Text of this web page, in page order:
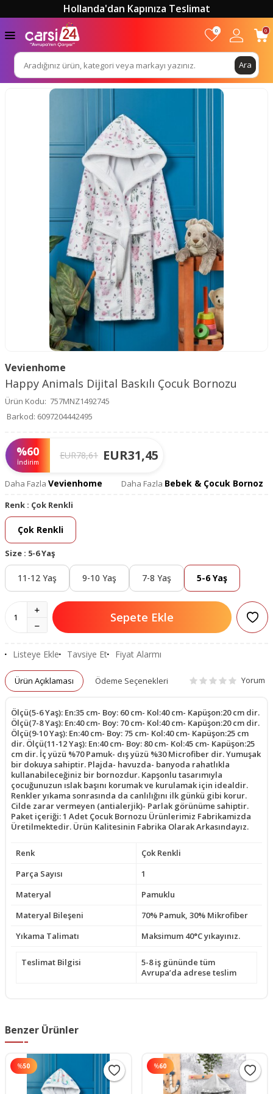
Hollanda'dan Kapınıza Teslimat
Ara
0 0
Vevienhome
Happy Animals Dijital Baskılı Çocuk Bornozu
Ürün Kodu: 757MNZ1492745
Barkod: 6097204442495
%60
İndirim
EUR78,61 EUR31,45
Daha Fazla Vevienhome Daha Fazla Bebek & Çocuk Bornoz
Renk : Çok Renkli
Çok Renkli
Size : 5-6 Yaş
11-12 Yaş 9-10 Yaş 7-8 Yaş 5-6 Yaş
Sepete Ekle
Listeye Ekle Tavsiye Et Fiyat Alarmı
Ürün Açıklaması Ödeme Seçenekleri Yorum
Ölçü(5-6 Yaş): En:35 cm- Boy: 60 cm- Kol:40 cm- Kapüşon:20 cm dir.
Ölçü(7-8 Yaş): En:40 cm- Boy: 70 cm- Kol:40 cm- Kapüşon:20 cm dir.
Ölçü(9-10 Yaş): En:40 cm- Boy: 75 cm- Kol:40 cm- Kapüşon:25 cm
dir. Ölçü(11-12 Yaş): En:40 cm- Boy: 80 cm- Kol:45 cm- Kapüşon:25
cm dir. İç yüzü %70 Pamuk- dış yüzü %30 Microfiber dir. Yumuşak
bir dokuya sahiptir. Plajda- havuzda- banyoda rahatlıkla
kullanabileceğiniz bir bornozdur. Kapşonlu tasarımıyla
çocuğunuzun ıslak başını korumak ve kurulamak için idealdir.
Renkler yıkama sonrasında da canlılığını ilk günkü gibi korur.
Cilde zarar vermeyen (antialerjik)- Parlak görünüme sahiptir.
Paket içeriği: 1 Adet Çocuk Bornozu Ürünlerimiz Fabrikamizda
Üretilmektedir. Ürün Kalitesinin Fabrika Olarak Arkasındayız.
Renk
Çok Renkli
Parça Sayısı
1
Materyal
Pamuklu
Materyal Bileşeni
70% Pamuk, 30% Mikrofiber
Yıkama Talimatı
Maksimum 40°C yıkayınız.
Teslimat Bilgisi
5-8 iş gününde tüm
Avrupa’da adrese teslim
Benzer Ürünler
%50 %60